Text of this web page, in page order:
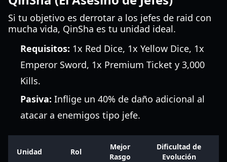
Si tu objetivo es derrotar a los jefes de raid con
mucha vida, QinSha es tu unidad ideal.
Requisitos: 1x Red Dice, 1x Yellow Dice, 1x
Emperor Sword, 1x Premium Ticket y 3,000
Kills.
Pasiva: Inflige un 40% de daño adicional al
atacar a enemigos tipo jefe.
Unidad Rol
Mejor
Rasgo
Dificultad de
Evolución